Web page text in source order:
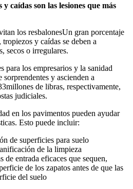
caídas son las lesiones que más
Un gran porcentaje
y caídas se deben a
secos o irregulares.
para los empresarios y la sanidad
y ascienden a
de libras, respectivamente,
judiciales.
en los pavimentos pueden ayudar
Esto puede incluir:
de superficies para suelo
de la limpieza
de entrada eficaces que sequen,
de los zapatos antes de que las
del suelo